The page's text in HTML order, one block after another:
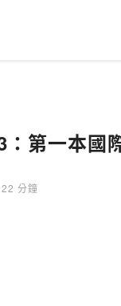
：第一本國
22 分鐘